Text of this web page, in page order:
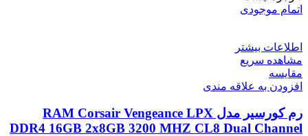
اتمام موجودی
اطلاعات بیشتر
مشاهده سریع
مقایسه
افزودن به علاقه مندی
رم کورسیر مدل RAM Corsair Vengeance LPX
DDR4 16GB 2x8GB 3200 MHZ CL8 Dual Channel